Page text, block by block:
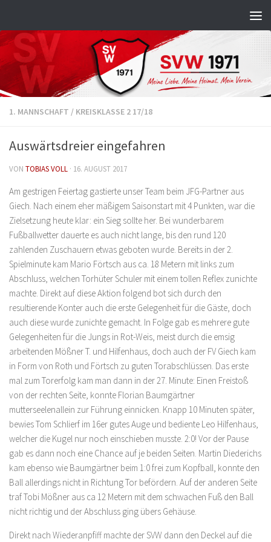
1. MANNSCHAFT / KREISKLASSE 2 17/18
Auswärtsdreier eingefahren
VON TOBIAS VOLL · 16. AUGUST 2017
Am gestrigen Feiertag gastierte unser Team beim JFG-Partner aus
Giech. Nach einem eher mäßigem Saisonstart mit 4 Punkten, war die
Zielsetzung heute klar: ein Sieg sollte her. Bei wunderbarem
Fußballwetter dauerte es auch nicht lange, bis den rund 120
zahlenden Zuschauern etwas geboten wurde. Bereits in der 2.
Spielminute kam Mario Förtsch aus ca. 18 Metern mit links zum
Abschluss, welchen Torhüter Schuler mit einem tollen Reflex zunichte
machte. Direkt auf diese Aktion folgend bot sich durch den
resultierende Konter auch die erste Gelegenheit für die Gäste, doch
auch diese wurde zunichte gemacht. In Folge gab es mehrere gute
Gelegenheiten für die Jungs in Rot-Weis, meist durch die emsig
arbeitenden Mößner T. und Hilfenhaus, doch auch der FV Giech kam
in Form von Roth und Förtsch zu guten Torabschlüssen. Das erste
mal zum Torerfolg kam man dann in der 27. Minute: Einen Freistoß
von der rechten Seite, konnte Florian Baumgärtner
mutterseelenallein zur Führung einnicken. Knapp 10 Minuten später,
bewies Tom Schlierf im 16er gutes Auge und bediente Leo Hilfenhaus,
welcher die Kugel nur noch einschieben musste. 2:0! Vor der Pause
gab es dann noch eine Chance auf je beiden Seiten. Martin Diederichs
kam ebenso wie Baumgärtner beim 1:0 frei zum Kopfball, konnte den
Ball allerdings nicht in Richtung Tor befördern. Auf der anderen Seite
traf Tobi Mößner aus ca 12 Metern mit dem schwachen Fuß den Ball
nicht richtig und der Abschluss ging übers Gehäuse.
Direkt nach Wiederanpfiff machte der SVW dann den Deckel auf die